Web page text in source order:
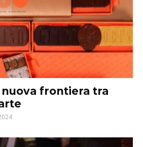
nuova frontiera tra